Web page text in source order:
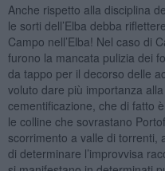
Anche rispetto alla disciplina
le sorti dell’Elba debba
Campo nell’Elba! Nel caso di
furono la mancata pulizia dei
da tappo per il decorso delle
voluto dare più importanza
cementificazione, che di fatto
le colline che sovrastano
scorrimento a valle di torrenti,
di determinare l’improvvisa